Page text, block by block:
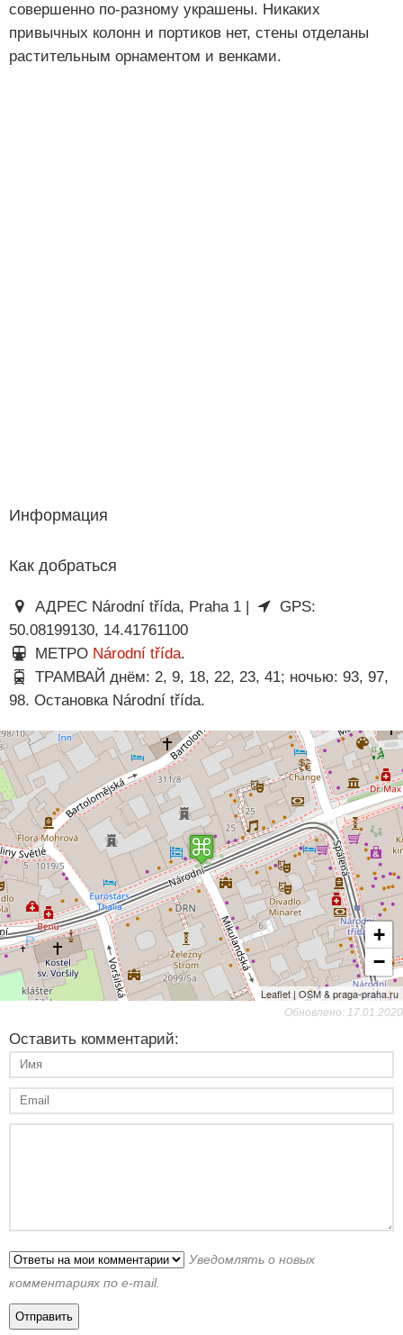
совершенно по-разному украшены. Никаких
привычных колонн и портиков нет, стены отделаны
растительным орнаментом и венками.
Информация
Как добраться
АДРЕС Národní třída, Praha 1 |
GPS:
50.08199130, 14.41761100
МЕТРО Národní třída.
ТРАМВАЙ днём: 2, 9, 18, 22, 23, 41; ночью: 93, 97,
98. Остановка Národní třída.
+
−
Leaflet | OSM & praga-praha.ru
Обновлено: 17.01.2020
Оставить комментарий:
Уведомлять о новых
комментариях по e-mail.